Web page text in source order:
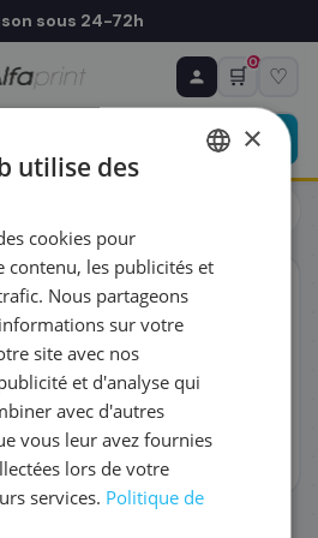
sous 24-72h
🛒
0
♡
achat — notre équipe
personnalisé
LIVRAISON SOUHAITÉE
×
utilise des
cookies pour
contenu, les publicités et
Nous partageons
sur votre
site avec nos
et d'analyse qui
avec d'autres
vous leur avez fournies
lors de votre
services. Politique de